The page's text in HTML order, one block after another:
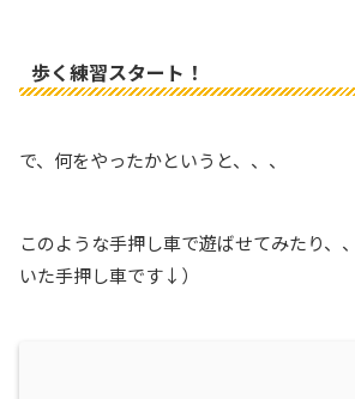
歩く練習スタート！
で、何をやったかというと、、、
このような手押し車で遊ばせてみたり、
いた手押し車です↓）